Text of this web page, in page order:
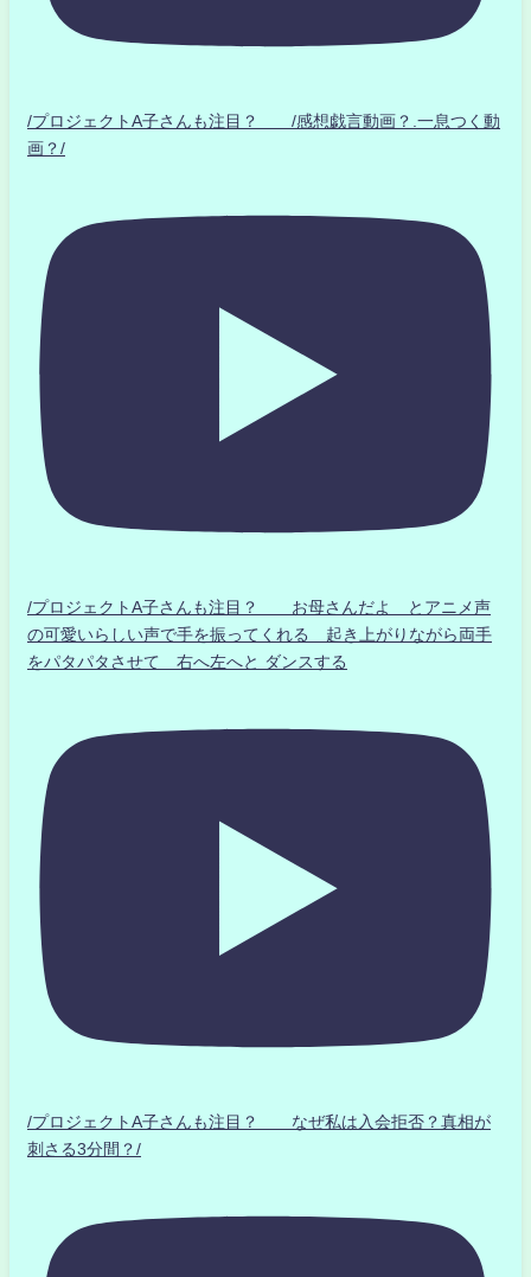
/プロジェクトA子さんも注目？ /感想戯言動画？.一息つく動
画？/
/プロジェクトA子さんも注目？ お母さんだよ とアニメ声
の可愛いらしい声で手を振ってくれる 起き上がりながら両手
をパタパタさせて 右へ左へと ダンスする
/プロジェクトA子さんも注目？ なぜ私は入会拒否？真相が
刺さる3分間？/